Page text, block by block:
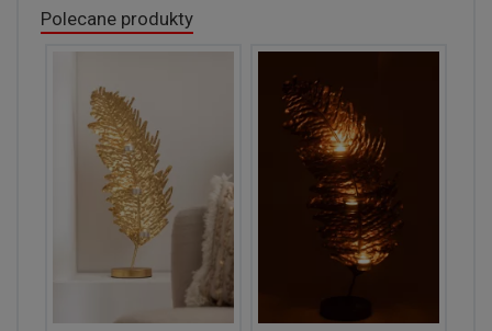
Polecane produkty